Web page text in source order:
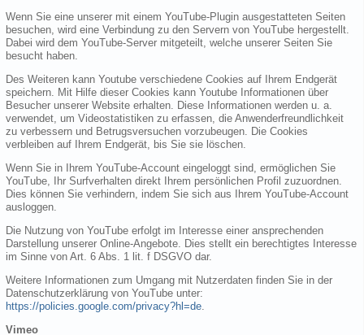
Wenn Sie eine unserer mit einem YouTube-Plugin ausgestatteten Seiten
besuchen, wird eine Verbindung zu den Servern von YouTube hergestellt.
Dabei wird dem YouTube-Server mitgeteilt, welche unserer Seiten Sie
besucht haben.
Des Weiteren kann Youtube verschiedene Cookies auf Ihrem Endgerät
speichern. Mit Hilfe dieser Cookies kann Youtube Informationen über
Besucher unserer Website erhalten. Diese Informationen werden u. a.
verwendet, um Videostatistiken zu erfassen, die Anwenderfreundlichkeit
zu verbessern und Betrugsversuchen vorzubeugen. Die Cookies
verbleiben auf Ihrem Endgerät, bis Sie sie löschen.
Wenn Sie in Ihrem YouTube-Account eingeloggt sind, ermöglichen Sie
YouTube, Ihr Surfverhalten direkt Ihrem persönlichen Profil zuzuordnen.
Dies können Sie verhindern, indem Sie sich aus Ihrem YouTube-Account
ausloggen.
Die Nutzung von YouTube erfolgt im Interesse einer ansprechenden
Darstellung unserer Online-Angebote. Dies stellt ein berechtigtes Interesse
im Sinne von Art. 6 Abs. 1 lit. f DSGVO dar.
Weitere Informationen zum Umgang mit Nutzerdaten finden Sie in der
Datenschutzerklärung von YouTube unter:
https://policies.google.com/privacy?hl=de
Vimeo